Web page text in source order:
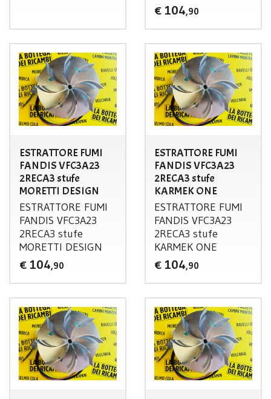
€ 104,90
ESTRATTORE FUMI
FANDIS VFC3A23
2RECA3 stufe
MORETTI DESIGN
ESTRATTORE FUMI
FANDIS VFC3A23
2RECA3 stufe
MORETTI DESIGN
€ 104,90
ESTRATTORE FUMI
FANDIS VFC3A23
2RECA3 stufe
KARMEK ONE
ESTRATTORE FUMI
FANDIS VFC3A23
2RECA3 stufe
KARMEK ONE
€ 104,90